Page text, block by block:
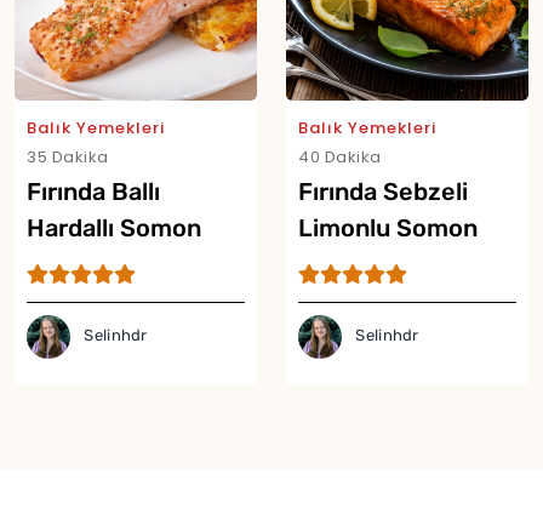
Balık Yemekleri
35 Dakika
Fırında Ballı
Hardallı Somon
Tarifi
Selinhdr
Balık Yemekleri
40 Dakika
Fırında Sebzeli
Limonlu Somon
Tarifi
Selinhdr